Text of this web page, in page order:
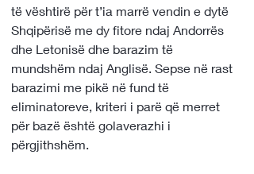
të vështirë për t’ia marrë vendin e dytë
Shqipërisë me dy fitore ndaj Andorrës
dhe Letonisë dhe barazim të
mundshëm ndaj Anglisë. Sepse në rast
barazimi me pikë në fund të
eliminatoreve, kriteri i parë që merret
për bazë është golaverazhi i
përgjithshëm.